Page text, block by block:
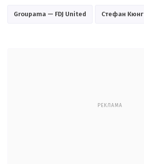
Groupama — FDJ United Стефан Кюнг
РЕКЛАМА